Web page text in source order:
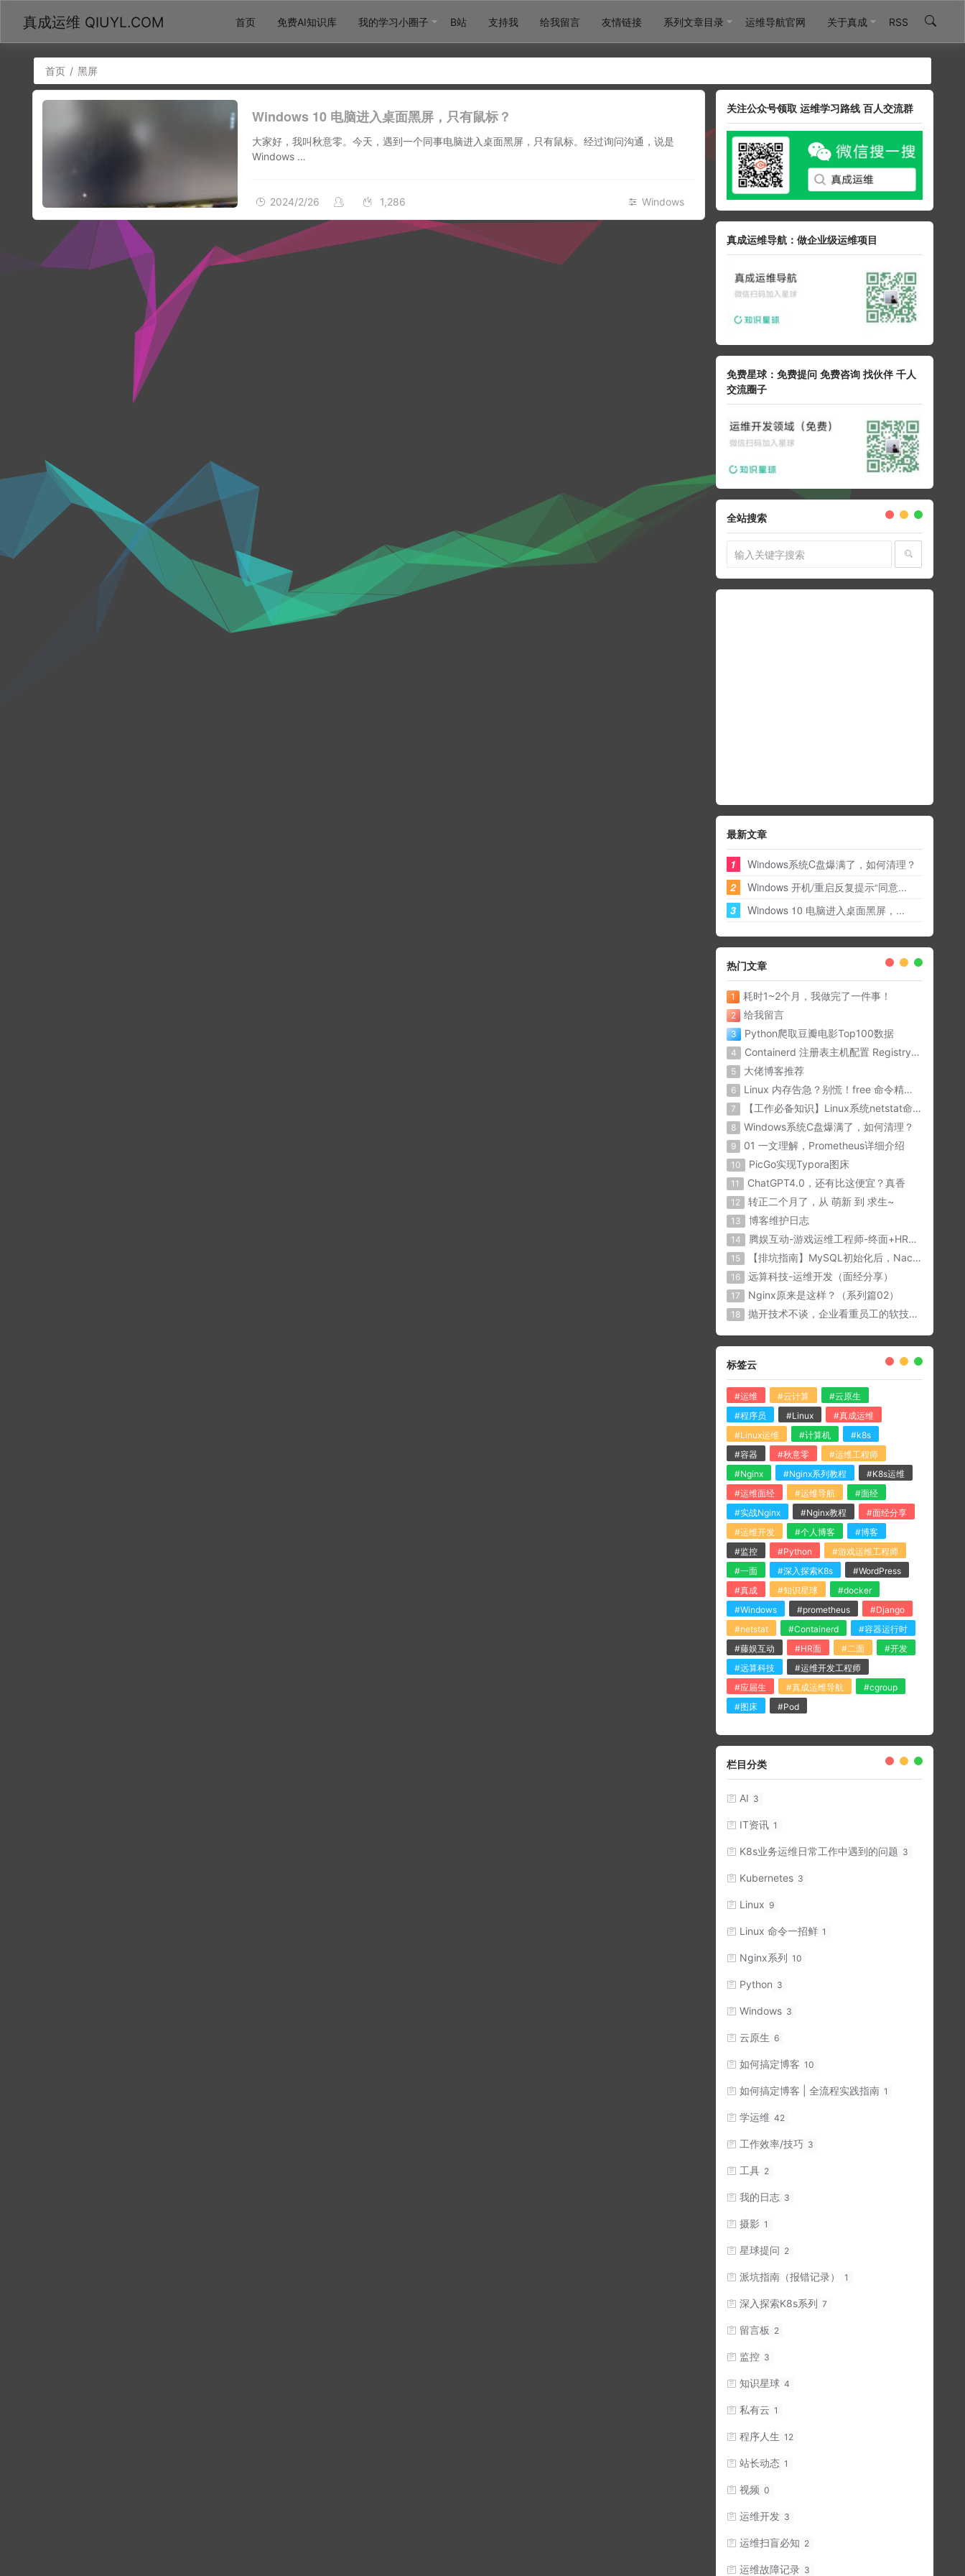
真成运维 QIUYL.COM 首页 免费AI知识库 我的学习小圈子 B站 支持我 给我留言 友情链接 系列文章目录 运维导航官网 关于真成 RSS
首页 / 黑屏
Windows 10 电脑进入桌面黑屏，只有鼠标？
大家好，我叫秋意零。今天，遇到一个同事电脑进入桌面黑屏，只有鼠标。经过询问沟通，说是
Windows …
Windows
2024/2/26 1,286
关注公众号领取 运维学习路线 百人交流群
真成运维导航：做企业级运维项目
免费星球：免费提问 免费咨询 找伙伴 千人
交流圈子
全站搜索
最新文章
1
Windows系统C盘爆满了，如何清理？
2
Windows 开机/重启反复提示“同意...
3
Windows 10 电脑进入桌面黑屏，...
热门文章
1 耗时1~2个月，我做完了一件事！
2 给我留言
3 Python爬取豆瓣电影Top100数据
4 Containerd 注册表主机配置 Registry Host
5 大佬博客推荐
6 Linux 内存告急？别慌！free 命令精准诊断内存问题
7 【工作必备知识】Linux系统netstat命令详解
8 Windows系统C盘爆满了，如何清理？
9 01 一文理解，Prometheus详细介绍
10 PicGo实现Typora图床
11 ChatGPT4.0，还有比这便宜？真香
12 转正二个月了，从 萌新 到 求生~
13 博客维护日志
14 腾娱互动-游戏运维工程师-终面+HR面（面经分享）
15 【排坑指南】MySQL初始化后，Nacos与微服务无法连接？？
16 远算科技-运维开发（面经分享）
17 Nginx原来是这样？（系列篇02）
18 抛开技术不谈，企业看重员工的软技能有那些？
标签云
#运维 #云计算
#云原生
#程序员
#Linux
#真成运维
#Linux运维
#计算机
#k8s
#容器
#秋意零
#运维工程师
#Nginx
#Nginx系列教程
#K8s运维
#运维面经
#运维导航
#面经
#实战Nginx
#Nginx教程
#面经分享
#运维开发
#个人博客
#博客
#监控
#Python
#游戏运维工程师
#一面
#深入探索K8s
#WordPress
#真成
#知识星球
#docker
#Windows
#prometheus
#Django
#netstat
#Containerd
#容器运行时
#藤娱互动
#HR面 #二面
#开发
#远算科技
#运维开发工程师
#应届生
#真成运维导航
#cgroup
#图床
#Pod
栏目分类
AI 3
IT资讯 1
K8s业务运维日常工作中遇到的问题 3
Kubernetes 3
Linux 9
Linux 命令一招鲜 1
Nginx系列 10
Python 3
Windows 3
云原生 6
如何搞定博客 10
如何搞定博客 | 全流程实践指南 1
学运维 42
工作效率/技巧 3
工具 2
我的日志 3
摄影 1
星球提问 2
派坑指南（报错记录） 1
深入探索K8s系列 7
留言板 2
监控 3
知识星球 4
私有云 1
程序人生 12
站长动态 1
视频 0
运维开发 3
运维扫盲必知 2
运维故障记录 3